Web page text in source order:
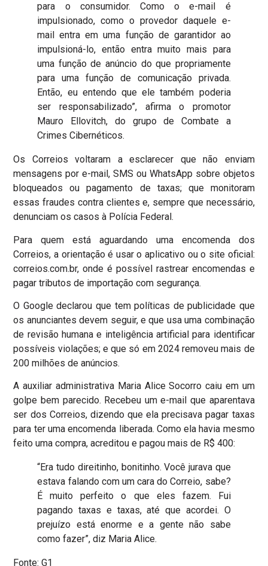
para o consumidor. Como o e-mail é
impulsionado, como o provedor daquele e-
mail entra em uma função de garantidor ao
impulsioná-lo, então entra muito mais para
uma função de anúncio do que propriamente
para uma função de comunicação privada.
Então, eu entendo que ele também poderia
ser responsabilizado”, afirma o promotor
Mauro Ellovitch, do grupo de Combate a
Crimes Cibernéticos.
Os Correios voltaram a esclarecer que não enviam
mensagens por e-mail, SMS ou WhatsApp sobre objetos
bloqueados ou pagamento de taxas; que monitoram
essas fraudes contra clientes e, sempre que necessário,
denunciam os casos à Polícia Federal.
Para quem está aguardando uma encomenda dos
Correios, a orientação é usar o aplicativo ou o site oficial:
correios.com.br, onde é possível rastrear encomendas e
pagar tributos de importação com segurança.
O Google declarou que tem políticas de publicidade que
os anunciantes devem seguir, e que usa uma combinação
de revisão humana e inteligência artificial para identificar
possíveis violações; e que só em 2024 removeu mais de
200 milhões de anúncios.
A auxiliar administrativa Maria Alice Socorro caiu em um
golpe bem parecido. Recebeu um e-mail que aparentava
ser dos Correios, dizendo que ela precisava pagar taxas
para ter uma encomenda liberada. Como ela havia mesmo
feito uma compra, acreditou e pagou mais de R$ 400:
“Era tudo direitinho, bonitinho. Você jurava que
estava falando com um cara do Correio, sabe?
É muito perfeito o que eles fazem. Fui
pagando taxas e taxas, até que acordei. O
prejuízo está enorme e a gente não sabe
como fazer”, diz Maria Alice.
Fonte: G1